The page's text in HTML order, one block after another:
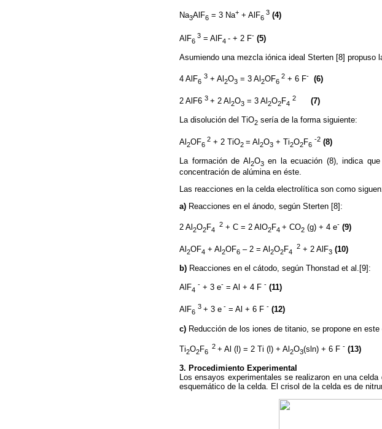
Na3AlF6 = 3 Na+ + AlF6
3 (4)
AlF6
3 = AlF4 - + 2 F- (5)
Asumiendo una mezcla iónica ideal Sterten [8]
4 AlF6
3 + Al 2O3 = 3 Al 2OF6
2 + 6 F- (6)
2 AlF6 3 + 2 Al 2O3 = 3 Al 2O2F4
2 (7)
La disolución del TiO2 sería de la forma siguiente:
Al 2OF6
 2 + 2 TiO2 = Al 2O3 + Ti2O2F6
-2 (8)
La formación de Al 2O3en la ecuación (8), indica
concentración de alúmina en éste.
Las reacciones en la celda electrolítica son como
a) Reacciones en el ánodo, según Sterten [8]:
2 Al 2O2F4
 2 + C = 2 AlO2F4 + CO2 (g) + 4 e- (9)
Al 2OF4 + Al 2OF6 – 2 = Al 2O2F4
 2 + 2 AlF3 (10)
b) Reacciones en el cátodo, según Thonstad et al.[9]:
AlF4
- + 3 e- = Al + 4 F - (11)
AlF6
3 + 3 e - = Al + 6 F - (12)
c) Reducción de los iones de titanio, se propone en este
Ti2O2F6
 2 + Al (l) = 2 Ti (l) + Al 2O3(sln) + 6 F - (13)
3. Procedimiento Experimental
Los ensayos experimentales se realizaron en una
esquemático de la celda. El crisol de la celda es de